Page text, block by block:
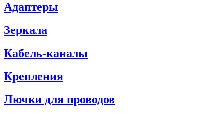
Адаптеры
Зеркала
Кабель-каналы
Крепления
Лючки для проводов